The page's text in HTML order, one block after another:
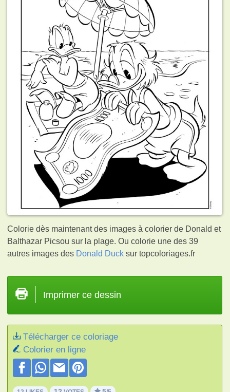
Colorie dès maintenant des images à colorier de Donald et
Balthazar Picsou sur la plage. Ou colorie une des 39
autres images des Donald Duck sur topcoloriages.fr
Imprimer ce dessin
Télécharger ce coloriage
Colorier en ligne